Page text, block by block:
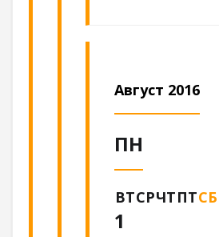
Август 2016
ПН
ВТСРЧТПТСБ
1